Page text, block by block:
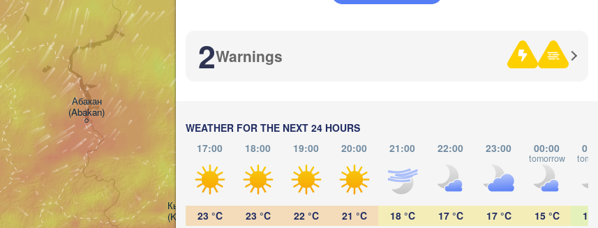
2Warnings
WEATHER FOR THE NEXT 24 HOURS
17:00
18:00 19:00 20:00 21:00 22:00 23:00 00:00
tomorrow
23 °C
23 °C
22 °C
21 °C
18 °C
17 °C
17 °C
15 °C
14
Абакан
(Abakan)
Кызыл
(Kyzyl)
Иркутск
(Irkutsk)